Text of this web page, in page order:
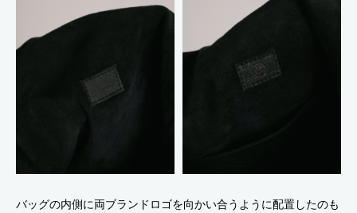
バッグの内側に両ブランドロゴを向かい合うように配置したのも